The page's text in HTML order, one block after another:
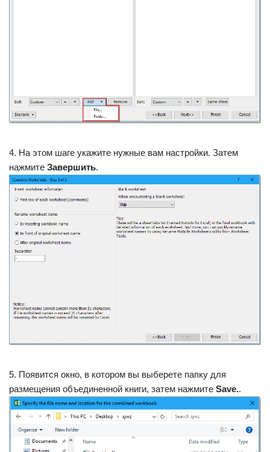
4. На этом шаге укажите нужные вам настройки. Затем
нажмите Завершить.
5. Появится окно, в котором вы выберете папку для
размещения объединенной книги, затем нажмите Save..